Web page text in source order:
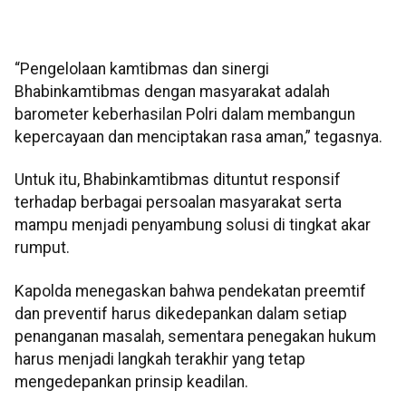
“Pengelolaan kamtibmas dan sinergi
Bhabinkamtibmas dengan masyarakat adalah
barometer keberhasilan Polri dalam membangun
kepercayaan dan menciptakan rasa aman,” tegasnya.
Untuk itu, Bhabinkamtibmas dituntut responsif
terhadap berbagai persoalan masyarakat serta
mampu menjadi penyambung solusi di tingkat akar
rumput.
Kapolda menegaskan bahwa pendekatan preemtif
dan preventif harus dikedepankan dalam setiap
penanganan masalah, sementara penegakan hukum
harus menjadi langkah terakhir yang tetap
mengedepankan prinsip keadilan.